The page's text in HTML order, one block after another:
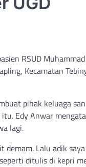
RSUD
Kecamatan
pihak keluaga
Edy Anwar
lagi.
demam. Lalu adik
ditulis di kepri